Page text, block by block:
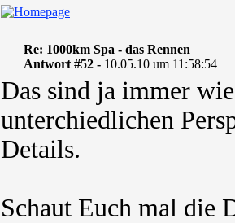
Re: 1000km Spa - das Rennen
Antwort #52 - 10.05.10 um 11:58:54
Das sind ja immer
unterchiedlichen
Details.
Schaut Euch mal die